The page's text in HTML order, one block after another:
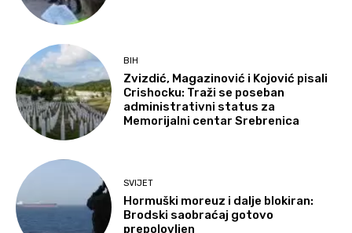
BIH
Zvizdić, Magazinović i Kojović pisali
Crishocku: Traži se poseban
administrativni status za
Memorijalni centar Srebrenica
SVIJET
Hormuški moreuz i dalje blokiran:
Brodski saobraćaj gotovo
prepolovljen